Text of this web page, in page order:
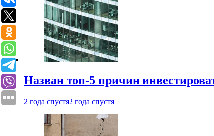
Назван топ-5 причин
2 года спустя2 года спустя